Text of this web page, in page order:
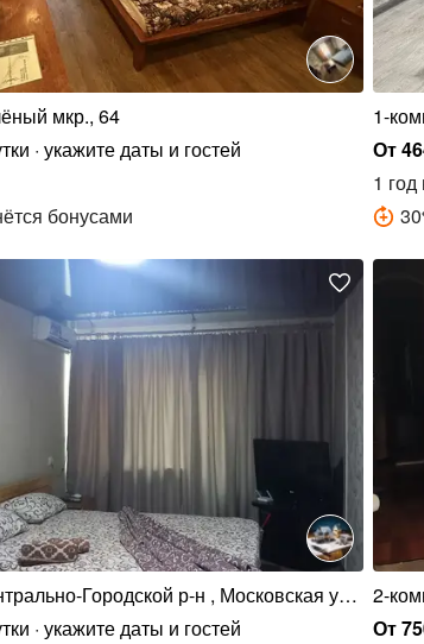
мкр., 64
укажите даты и гостей
бонусами
1-
От
1 год
30
Городской р-н , Московская ул.,
укажите даты и гостей
2-
От